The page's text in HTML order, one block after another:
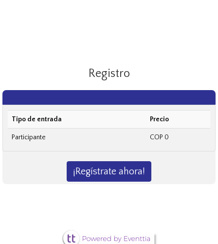
Registro
Tipo de entrada Precio
Participante COP 0
¡Regístrate ahora!